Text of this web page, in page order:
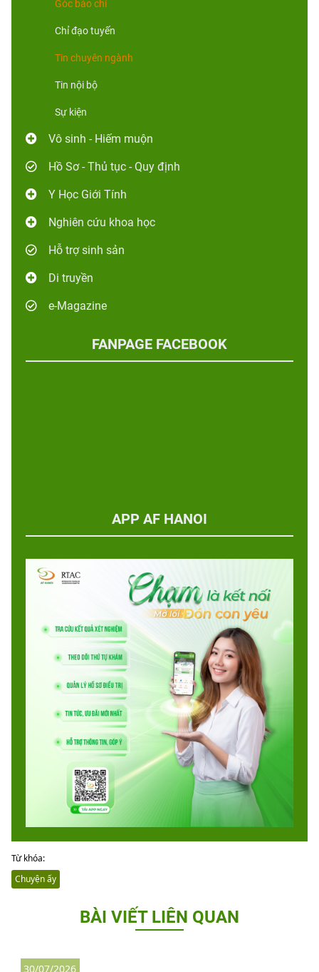
Góc báo chí
Chỉ đạo tuyến
Tin chuyên ngành
Tin nội bộ
Sự kiện
Vô sinh - Hiếm muộn
Hồ Sơ - Thủ tục - Quy định
Y Học Giới Tính
Nghiên cứu khoa học
Hỗ trợ sinh sản
Di truyền
e-Magazine
FANPAGE FACEBOOK
APP AF HANOI
Từ khóa:
Chuyện ấy
BÀI VIẾT LIÊN QUAN
30/07/2026